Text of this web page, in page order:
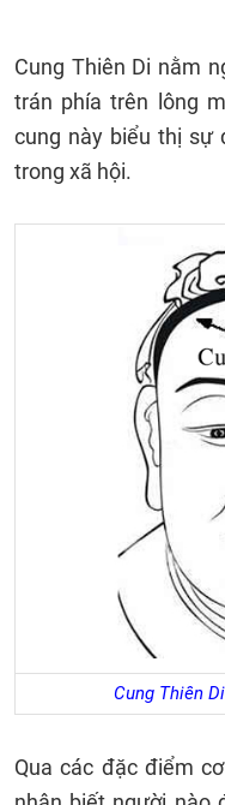
Cung Thiên Di nằm
trán phía trên lông
cung này biểu thị sự
trong xã hội.
Cung Thiên
Qua các đặc điểm